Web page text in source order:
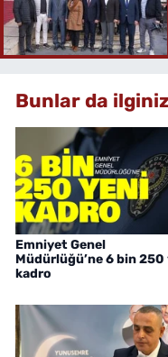
Bunlar da
Emniyet Genel
Müdürlüğü’ne 6 bin 250
kadro